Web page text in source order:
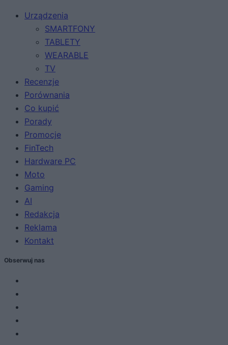
Urządzenia
SMARTFONY
TABLETY
WEARABLE
TV
Recenzje
Porównania
Co kupić
Porady
Promocje
FinTech
Hardware PC
Moto
Gaming
AI
Redakcja
Reklama
Kontakt
Obserwuj nas